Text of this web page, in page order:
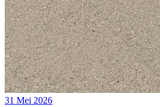
31 Mei 2026